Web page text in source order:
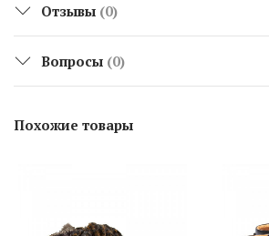
Отзывы (0)
Вопросы (0)
Похожие товары